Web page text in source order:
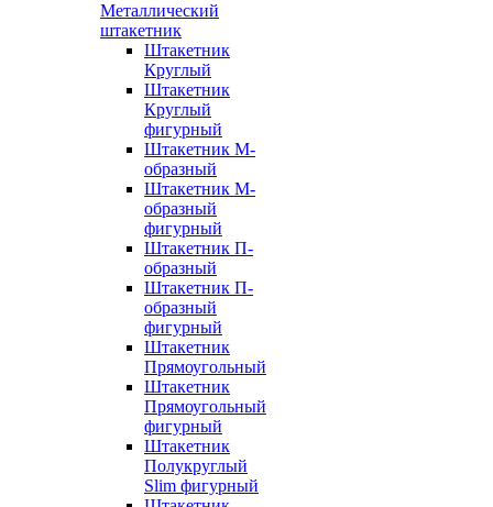
Металлический
штакетник
Штакетник
Круглый
Штакетник
Круглый
фигурный
Штакетник М-
образный
Штакетник М-
образный
фигурный
Штакетник П-
образный
Штакетник П-
образный
фигурный
Штакетник
Прямоугольный
Штакетник
Прямоугольный
фигурный
Штакетник
Полукруглый
Slim фигурный